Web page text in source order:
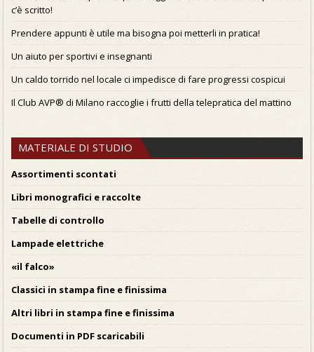
c’è scritto!
Prendere appunti è utile ma bisogna poi metterli in pratica!
Un aiuto per sportivi e insegnanti
Un caldo torrido nel locale ci impedisce di fare progressi cospicui
Il Club AVP® di Milano raccoglie i frutti della telepratica del mattino
MATERIALE DI STUDIO
Assortimenti scontati
Libri monografici e raccolte
Tabelle di controllo
Lampade elettriche
«il falco»
Classici in stampa fine e finissima
Altri libri in stampa fine e finissima
Documenti in PDF scaricabili